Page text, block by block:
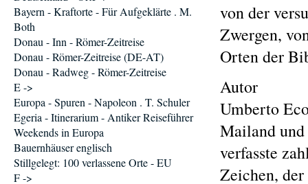
von der
Zwergen,
Orten der
Autor
Umberto
Mailand
verfasste
Zeichen,
Bayern - Kraftorte - Für Aufgeklärte . M.
Both
Donau - Inn - Römer-Zeitreise
Donau - Römer-Zeitreise (DE-AT)
Donau - Radweg - Römer-Zeitreise
E ->
Europa - Spuren - Napoleon . T. Schuler
Egeria - Itinerarium - Antiker Reiseführer
Weekends in Europa
Bauernhäuser englisch
Stillgelegt: 100 verlassene Orte - EU
F ->